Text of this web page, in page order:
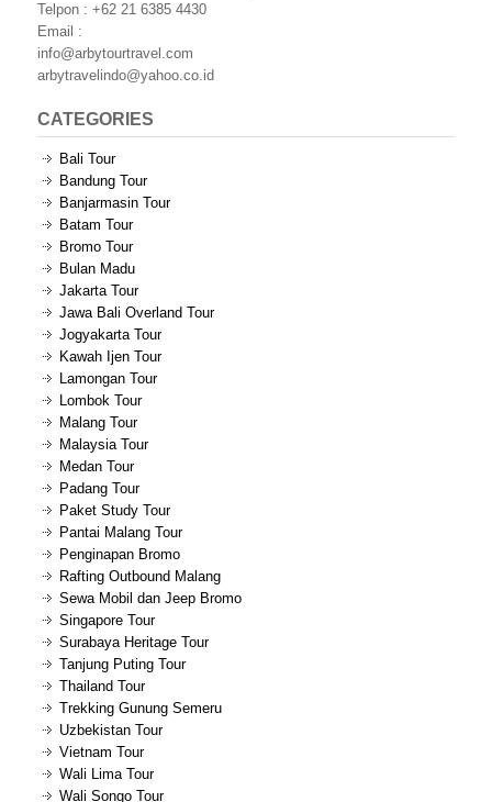
Telpon : +62 21 6385 4430
Email :
info@arbytourtravel.com
arbytravelindo@yahoo.co.id
CATEGORIES
Bali Tour
Bandung Tour
Banjarmasin Tour
Batam Tour
Bromo Tour
Bulan Madu
Jakarta Tour
Jawa Bali Overland Tour
Jogyakarta Tour
Kawah Ijen Tour
Lamongan Tour
Lombok Tour
Malang Tour
Malaysia Tour
Medan Tour
Padang Tour
Paket Study Tour
Pantai Malang Tour
Penginapan Bromo
Rafting Outbound Malang
Sewa Mobil dan Jeep Bromo
Singapore Tour
Surabaya Heritage Tour
Tanjung Puting Tour
Thailand Tour
Trekking Gunung Semeru
Uzbekistan Tour
Vietnam Tour
Wali Lima Tour
Wali Songo Tour